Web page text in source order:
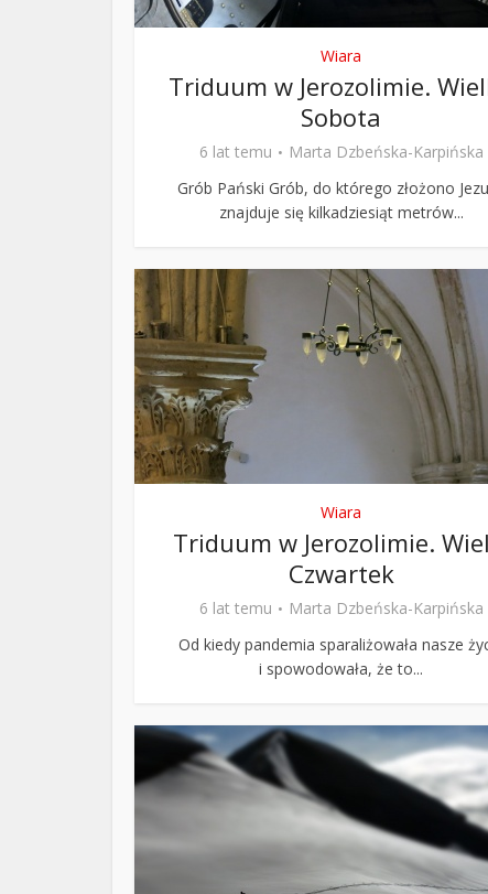
Wiara
Triduum w Jerozolimie.
Sobota
6 lat temu
Marta Dzbeńska-Karpińska
Grób Pański Grób, do którego złożono
znajduje się kilkadziesiąt metrów...
Wiara
Triduum w Jerozolimie.
Czwartek
6 lat temu
Marta Dzbeńska-Karpińska
Od kiedy pandemia sparaliżowała nasze
i spowodowała, że to...